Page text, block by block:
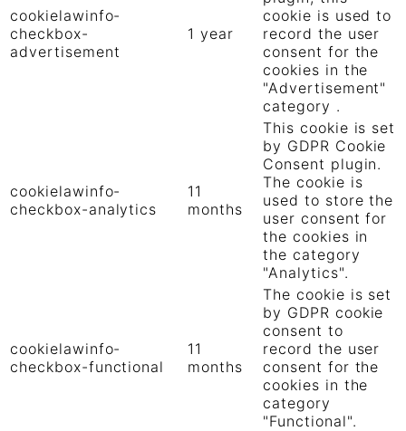
cookielawinfo-
checkbox-
advertisement
1 year
cookie is used to
record the user
consent for the
cookies in the
"Advertisement"
category .
cookielawinfo-
checkbox-analytics
11
months
This cookie is set
by GDPR Cookie
Consent plugin.
The cookie is
used to store the
user consent for
the cookies in
the category
"Analytics".
cookielawinfo-
checkbox-functional
11
months
The cookie is set
by GDPR cookie
consent to
record the user
consent for the
cookies in the
category
"Functional".